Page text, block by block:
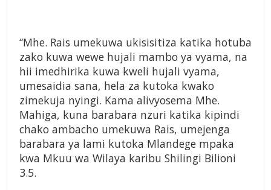
“Mhe. Rais umekuwa ukisisitiza katika hotuba
zako kuwa wewe hujali mambo ya vyama, na
hii imedhirika kuwa kweli hujali vyama,
umesaidia sana, hela za kutoka kwako
zimekuja nyingi. Kama alivyosema Mhe.
Mahiga, kuna barabara nzuri katika kipindi
chako ambacho umekuwa Rais, umejenga
barabara ya lami kutoka Mlandege mpaka
kwa Mkuu wa Wilaya karibu Shilingi Bilioni
3.5.